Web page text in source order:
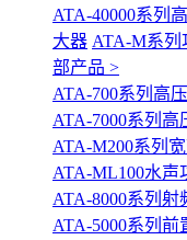
ATA-40000系列
大器 ATA-M系列
部产品 >
ATA-700系列高
ATA-7000系列高
ATA-M200系列
ATA-ML100水声
ATA-8000系列射
ATA-5000系列